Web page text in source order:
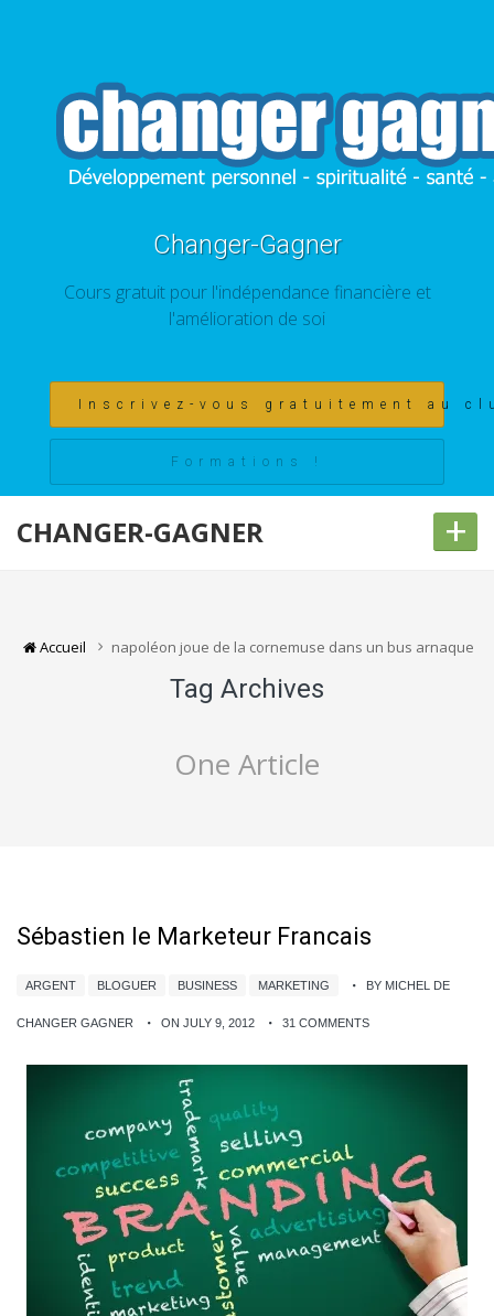
Changer-Gagner
Cours gratuit pour l'indépendance financière et
l'amélioration de soi
Inscrivez-vous gratuitement au
Formations !
CHANGER-GAGNER +
Accueil napoléon joue de la cornemuse dans un bus arnaque
Tag Archives
One Article
Sébastien le Marketeur Francais
ARGENT BLOGUER BUSINESS MARKETING BY MICHEL DE
CHANGER GAGNER ON JULY 9, 2012 31 COMMENTS